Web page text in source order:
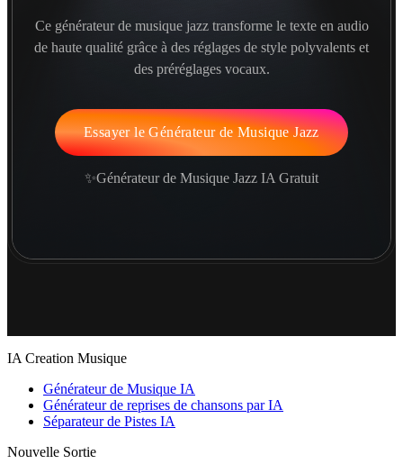
Ce générateur de musique jazz transforme le texte en audio
de haute qualité grâce à des réglages de style polyvalents et
des préréglages vocaux.
Essayer le Générateur de Musique Jazz
✨Générateur de Musique Jazz IA Gratuit
IA Creation Musique
Générateur de Musique IA
Générateur de reprises de chansons par IA
Séparateur de Pistes IA
Nouvelle Sortie